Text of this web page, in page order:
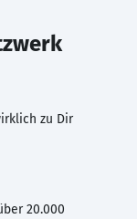
zu Dir
20.000